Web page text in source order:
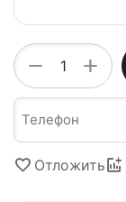
+
−
Отложить